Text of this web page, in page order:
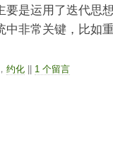
是运用了迭代思
非常关键，比如
约化|| 1 个留言